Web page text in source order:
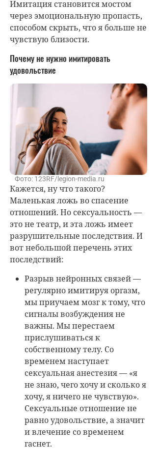
Имитация становится мостом
через эмоциональную пропасть,
способом скрыть, что я больше не
чувствую близости.
Почему не нужно имитировать
удовольствие
Фото: 123RF/legion-media.ru
Кажется, ну что такого?
Маленькая ложь во спасение
отношений. Но сексуальность —
это не театр, и эта ложь имеет
разрушительные последствия. И
вот небольшой перечень этих
последствий:
Разрыв нейронных связей —
регулярно имитируя оргазм,
мы приучаем мозг к тому, что
сигналы возбуждения не
важны. Мы перестаем
прислушиваться к
собственному телу. Со
временем наступает
сексуальная анестезия — «я
не знаю, чего хочу и сколько я
хочу, я ничего не чувствую».
Сексуальные отношение не
равно удовольствие, а значит
и влечение со временем
гаснет.